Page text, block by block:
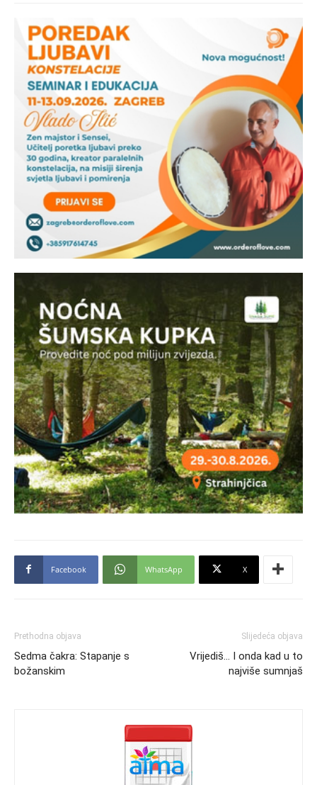
Facebook WhatsApp X
Prethodna objava
Sedma čakra: Stapanje s
božanskim
Slijedeća objava
Vrijediš… I onda kad u to
najviše sumnjaš